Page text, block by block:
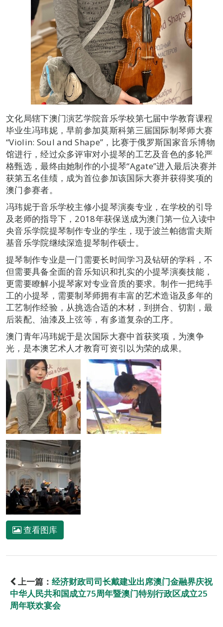
文化局辖下澳门演艺学院音乐学校第七届中学教育课程
毕业生冯玮妮，早前参加莫斯科第三届国际制琴师大赛
“Violin: Soul and Shape”，比赛于俄罗斯国家音乐博物
馆进行，经过众多评审对小提琴的工艺及音色的多轮严
格甄选，最终由她制作的小提琴“Agate”进入最后决赛并
获第五名佳绩，成为首位参加该国际大赛并获得奖项的
澳门参赛者。
冯玮妮于音乐学校主修小提琴演奏专业，在学校的引导
及老师的指导下，2018年获保送成为澳门第一位入读中
央音乐学院提琴制作专业的学生，现于波兰帕德雷夫斯
基音乐学院继续深造提琴制作硕士。
提琴制作专业是一门需要长时间学习及钻研的学科，不
但需要具备全面的音乐知识和扎实的小提琴演奏技能，
更需要瞭解小提琴家对专业音质的要求。制作一把纯手
工的小提琴，需要制琴师拥有丰富的艺术造诣及多年的
工艺制作经验，从挑选合适的木材，到拼合、切割，最
后装配、油漆及上弦等，有多道复杂的工序。
澳门青年冯玮妮于是次国际大赛中首获奖项，为澳争
光，是本澳艺术人才教育可资引以为荣的成果。
查看图库
上一篇： 经济财政司司长戴建业出席澳门金融界庆祝
中华人民共和国成立75周年暨澳门特别行政区成立25
周年联欢宴会